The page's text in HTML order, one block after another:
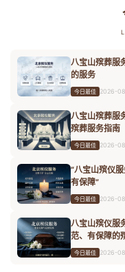
八宝山殡葬服
的服务
今日最佳 2026-
八宝山殡葬服
殡葬服务指南
今日最佳 2026-
“八宝山殡仪
有保障”
今日最佳 2026-
八宝山殡仪服
范、有保障的
今日最佳 2026-